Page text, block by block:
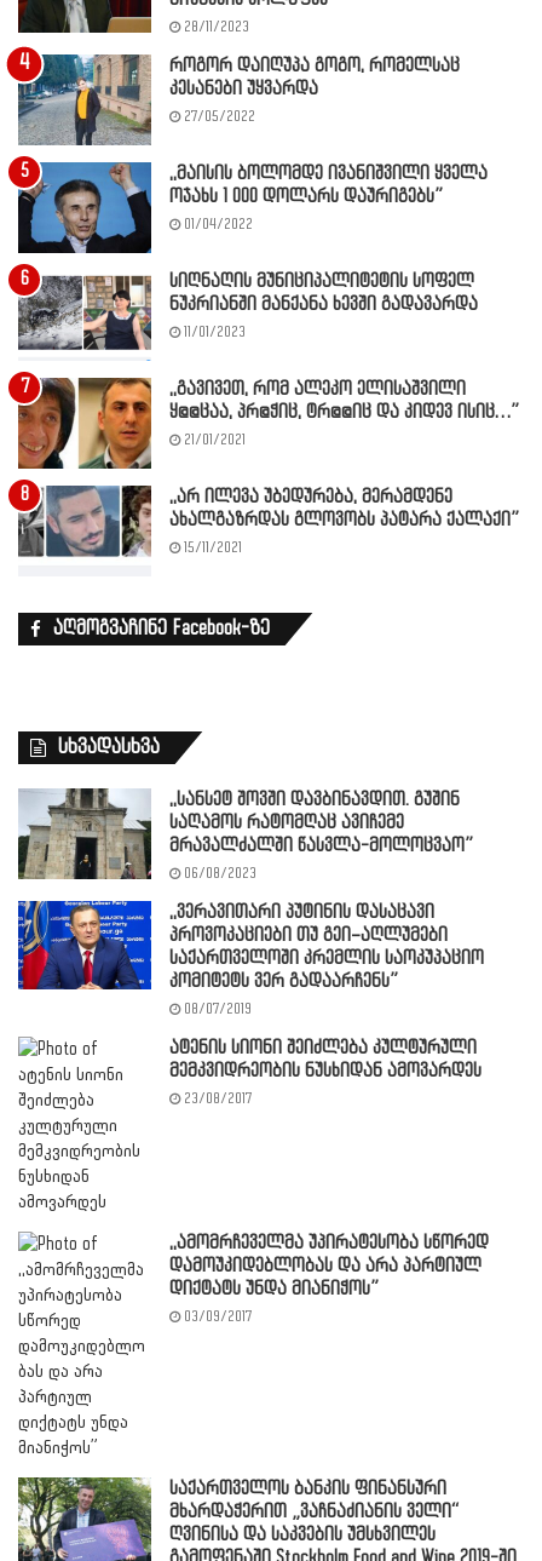
28/11/2023
როგორ დაიღუპა გოგო, რომელსაც
კესანები უყვარდა
27/05/2022
,,მაისის ბოლომდე ივანიშვილი ყველა
ოჯახს 1 000 დოლარს დაურიგებს”
01/04/2022
სიღნაღის მუნიციპალიტეტის სოფელ
ნუკრიანში მანქანა ხევში გადავარდა
11/01/2023
,,გავივეთ, რომ ალეკო ელისაშვილი
ყ@@ცაა, პრ@ჭიც, ტრ@@იც და კიდევ ისიც…”
21/01/2021
,,არ ილევა უბედურება, მერამდენე
ახალგაზრდას გლოვობს პატარა ქალაქი”
15/11/2021
აღმოგვაჩინე Facebook-ზე
სხვადასხვა
,,სანსეტ შოვში დავბინავდით. გუშინ
საღამოს რატომღაც ავიჩემე
მრავალძალში წასვლა-მოლოცვაო”
06/08/2023
,,ვერავითარი პუტინის დასაცავი
პროვოკაციები თუ გეი–აღლუმები
საქართველოში კრემლის საოკუპაციო
კომიტეტს ვერ გადაარჩენს”
08/07/2019
ატენის სიონი შეიძლება კულტურული
მემკვიდრეობის ნუსხიდან ამოვარდეს
23/08/2017
,,ამომრჩეველმა უპირატესობა სწორედ
დამოუკიდებლობას და არა პარტიულ
დიქტატს უნდა მიანიჭოს”
03/09/2017
საქართველოს ბანკის ფინანსური
მხარდაჭერით „ვაჩნაძიანის ველი“
ღვინისა და საკვების უმსხვილეს